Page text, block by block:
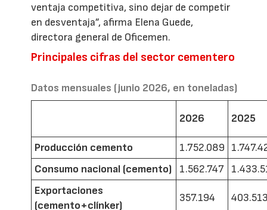
ventaja competitiva, sino dejar de competir
en desventaja”, afirma Elena Guede,
directora general de Oficemen.
Principales cifras del sector cementero
Datos mensuales (junio 2026, en toneladas)
2026 2025
Producción cemento 1.752.089
Consumo nacional (cemento)
1.562.747
Exportaciones
(cemento+clínker)
357.194